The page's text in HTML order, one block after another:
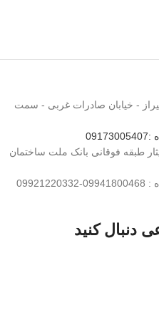
- خیابان صادرات غربی - سمت
طبقه فوقانی بانک ملت ساختمان
دنبال کنید